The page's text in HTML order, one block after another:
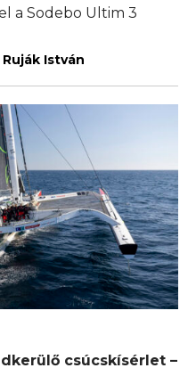
a Sodebo Ultim 3
Ruják István
csúcskísérlet –